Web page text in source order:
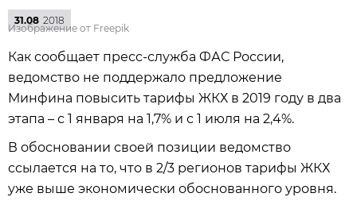
31.08 2018
Изображение от Freepik
Как сообщает пресс-служба ФАС России,
ведомство не поддержало предложение
Минфина повысить тарифы ЖКХ в 2019 году в два
этапа – с 1 января на 1,7% и с 1 июля на 2,4%.
В обосновании своей позиции ведомство
ссылается на то, что в 2/3 регионов тарифы ЖКХ
уже выше экономически обоснованного уровня.